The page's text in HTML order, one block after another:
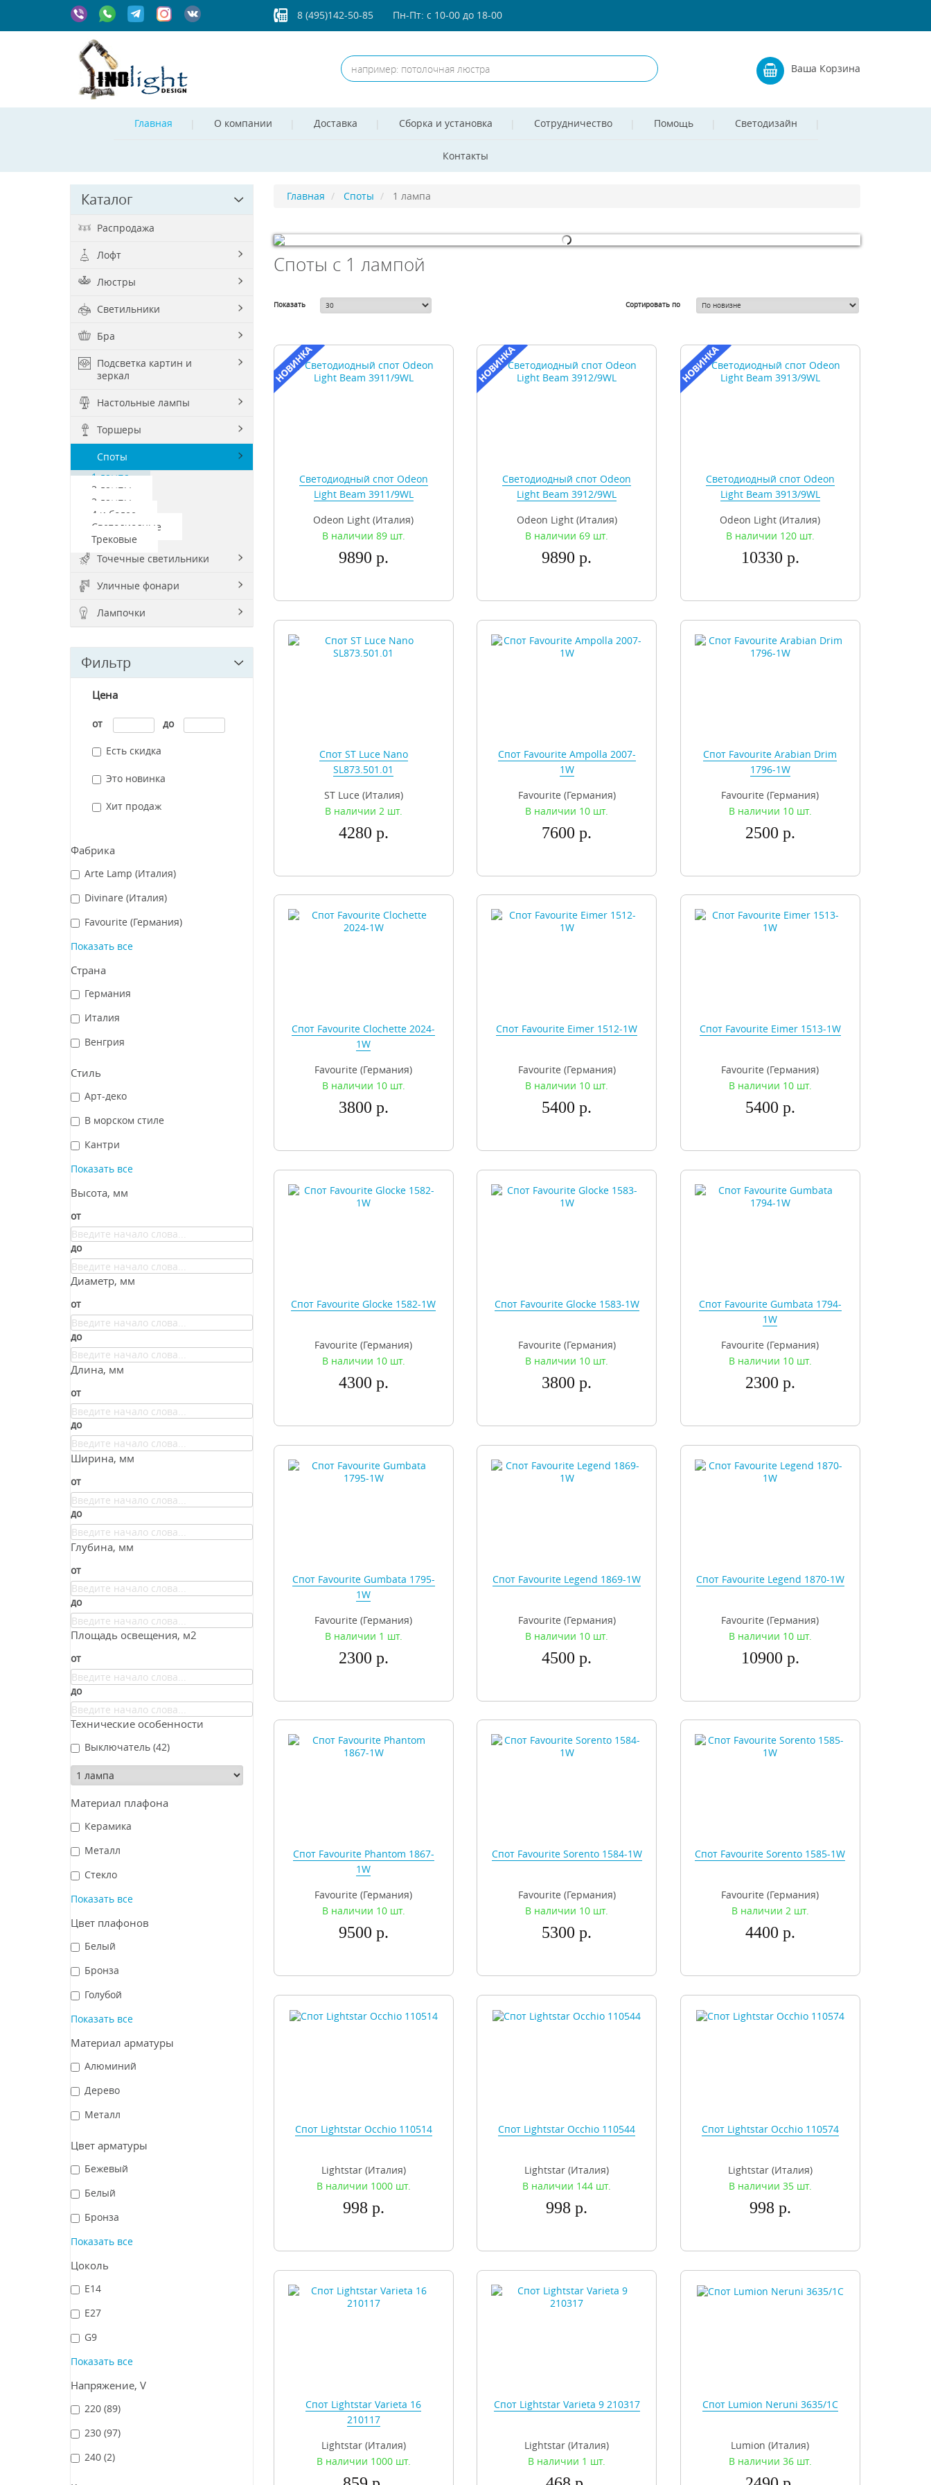
8 (495)142-50-85 Пн-Пт: с 10-00 до 18-00
Ваша Корзина
Главная О компании Доставка Сборка и установка Сотрудничество Помощь Светодизайн
Контакты
Каталог
Распродажа
Лофт
Люстры
Светильники
Бра
Подсветка картин и
зеркал
Настольные лампы
Торшеры
Споты
1 лампа
2 лампы
3 лампы
4 и более
Светодиодные
Трековые
Точечные светильники
Уличные фонари
Лампочки
Фильтр
Цена
от до
Есть скидка
Это новинка
Хит продаж
Фабрика
Arte Lamp (Италия)
Divinare (Италия)
Favourite (Германия)
Показать все
Страна
Германия
Италия
Венгрия
Стиль
Арт-деко
В морском стиле
Кантри
Показать все
Высота, мм
от
до
Диаметр, мм
от
до
Длина, мм
от
до
Ширина, мм
от
до
Глубина, мм
от
до
Площадь освещения, м2
от
до
Технические особенности
Выключатель (42)
Материал плафона
Керамика
Металл
Стекло
Показать все
Цвет плафонов
Белый
Бронза
Голубой
Показать все
Материал арматуры
Алюминий
Дерево
Металл
Цвет арматуры
Бежевый
Белый
Бронза
Показать все
Цоколь
E14
E27
G9
Показать все
Напряжение, V
220 (89)
230 (97)
240 (2)
Главная Споты 1 лампа
© Free Joomla! 3 Modules VinaGecko.com
Споты с 1 лампой
Показать Сортировать по
Светодиодный спот Odeon
Light Beam 3911/9WL
Odeon Light (Италия)
В наличии 89 шт.
9890 р.
Светодиодный спот Odeon
Light Beam 3912/9WL
Odeon Light (Италия)
В наличии 69 шт.
9890 р.
Светодиодный спот Odeon
Light Beam 3913/9WL
Odeon Light (Италия)
В наличии 120 шт.
10330 р.
Спот ST Luce Nano
SL873.501.01
ST Luce (Италия)
В наличии 2 шт.
4280 р.
Спот Favourite Ampolla 2007-
1W
Favourite (Германия)
В наличии 10 шт.
7600 р.
Спот Favourite Arabian Drim
1796-1W
Favourite (Германия)
В наличии 10 шт.
2500 р.
Спот Favourite Clochette 2024-
1W
Favourite (Германия)
В наличии 10 шт.
3800 р.
Спот Favourite Eimer 1512-1W
Favourite (Германия)
В наличии 10 шт.
5400 р.
Спот Favourite Eimer 1513-1W
Favourite (Германия)
В наличии 10 шт.
5400 р.
Спот Favourite Glocke 1582-1W
Favourite (Германия)
В наличии 10 шт.
4300 р.
Спот Favourite Glocke 1583-1W
Favourite (Германия)
В наличии 10 шт.
3800 р.
Спот Favourite Gumbata 1794-
1W
Favourite (Германия)
В наличии 10 шт.
2300 р.
Спот Favourite Gumbata 1795-
1W
Favourite (Германия)
В наличии 1 шт.
2300 р.
Спот Favourite Legend 1869-1W
Favourite (Германия)
В наличии 10 шт.
4500 р.
Спот Favourite Legend 1870-1W
Favourite (Германия)
В наличии 10 шт.
10900 р.
Спот Favourite Phantom 1867-
1W
Favourite (Германия)
В наличии 10 шт.
9500 р.
Спот Favourite Sorento 1584-1W
Favourite (Германия)
В наличии 10 шт.
5300 р.
Спот Favourite Sorento 1585-1W
Favourite (Германия)
В наличии 2 шт.
4400 р.
Спот Lightstar Occhio 110514
Lightstar (Италия)
В наличии 1000 шт.
998 р.
Спот Lightstar Occhio 110544
Lightstar (Италия)
В наличии 144 шт.
998 р.
Спот Lightstar Occhio 110574
Lightstar (Италия)
В наличии 35 шт.
998 р.
Спот Lightstar Varieta 16
210117
Lightstar (Италия)
В наличии 1000 шт.
Спот Lightstar Varieta 9 210317
Lightstar (Италия)
В наличии 1 шт.
Спот Lumion Neruni 3635/1C
Lumion (Италия)
В наличии 36 шт.